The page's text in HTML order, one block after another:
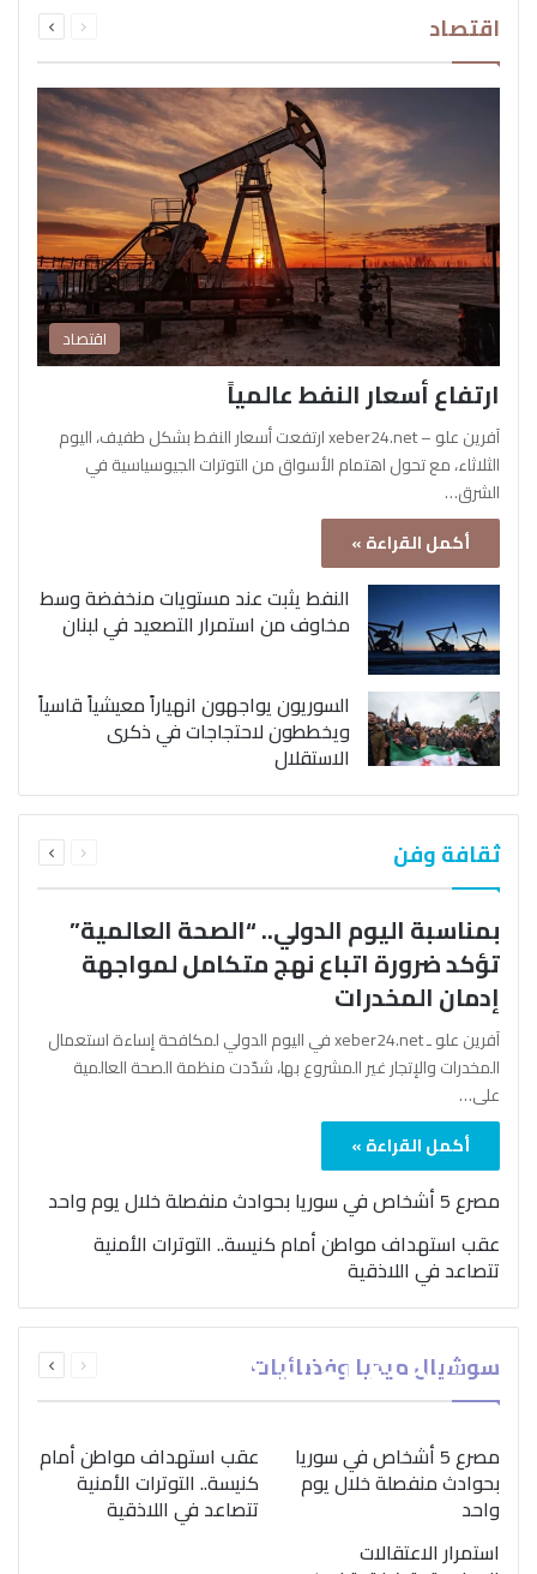
اقتصاد الصفحةالصفحة
اقتصاد
ارتفاع أسعار النفط عالمياً
آفرين علو – xeber24.net ارتفعت أسعار النفط بشكل طفيف، اليوم
الثلاثاء، مع تحول اهتمام الأسواق من التوترات الجيوسياسية في
الشرق…
أكمل القراءة »
النفط يثبت عند مستويات منخفضة وسط
مخاوف من استمرار التصعيد في لبنان
السوريون يواجهون انهياراً معيشياً قاسياً
ويخططون لاحتجاجات في ذكرى
الاستقلال
ثقافة وفن الصفحةالصفحة
بمناسبة اليوم الدولي.. “الصحة العالمية”
تؤكد ضرورة اتباع نهج متكامل لمواجهة
إدمان المخدرات
آفرين علو ـ xeber24.net في اليوم الدولي لمكافحة إساءة استعمال
المخدرات والإتجار غير المشروع بها، شدّدت منظمة الصحة العالمية
على…
أكمل القراءة »
مصرع 5 أشخاص في سوريا بحوادث منفصلة خلال يوم واحد
عقب استهداف مواطن أمام كنيسة.. التوترات الأمنية
تتصاعد في اللاذقية
سوشيال ميديا وفضائيات الصفحةالصفحة
بمناسبة اليوم الدولي..
“الصحة العالمية” تؤكد
ضرورة اتباع نهج متكامل
لمواجهة إدمان المخدرات
مصرع 5 أشخاص في سوريا
بحوادث منفصلة خلال يوم
واحد
عقب استهداف مواطن أمام
كنيسة.. التوترات الأمنية
تتصاعد في اللاذقية
استمرار الاعتقالات